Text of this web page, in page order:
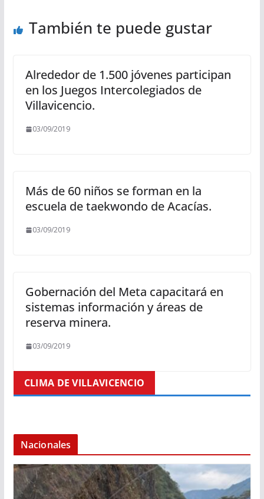
También te puede gustar
Alrededor de 1.500 jóvenes participan
en los Juegos Intercolegiados de
Villavicencio.
03/09/2019
Más de 60 niños se forman en la
escuela de taekwondo de Acacías.
03/09/2019
Gobernación del Meta capacitará en
sistemas información y áreas de
reserva minera.
03/09/2019
CLIMA DE VILLAVICENCIO
Nacionales